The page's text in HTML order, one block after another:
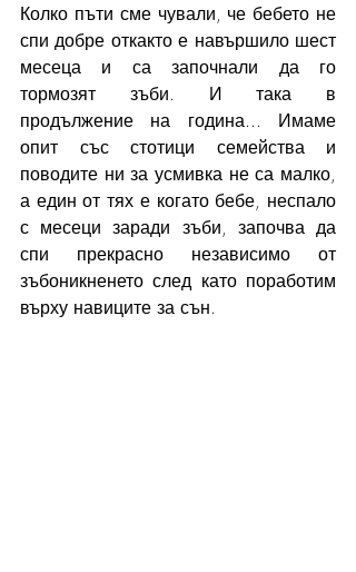
Колко пъти сме чували, че бебето не
спи добре откакто е навършило шест
месеца и са започнали да го
тормозят зъби. И така в
продължение на година... Имаме
опит със стотици семейства и
поводите ни за усмивка не са малко,
а един от тях е когато бебе, неспало
с месеци заради зъби, започва да
спи прекрасно независимо от
зъбоникненето след като поработим
върху навиците за сън.